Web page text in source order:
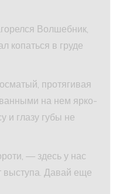
Волшебник,
копаться в груде
протягивая
на нем ярко-
и глазу губы не
— здесь у нас
выступа. Давай еще